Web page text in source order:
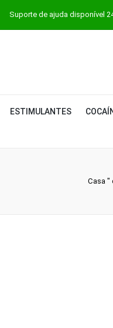
Suporte de ajuda disponível
ESTIMULANTES
Casa "